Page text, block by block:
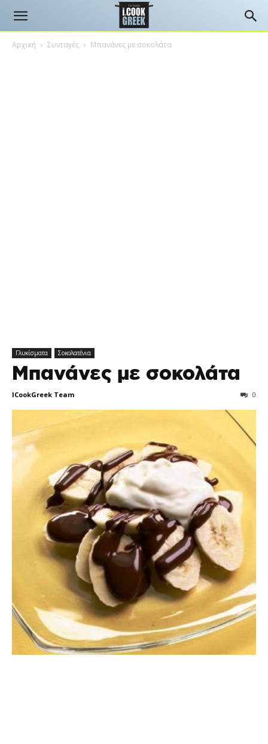
Αρχική Συνταγές Μπανάνες με σοκολάτα
Γλυκίσματα Σοκολατένια
Μπανάνες με σοκολάτα
ICookGreek Team 0